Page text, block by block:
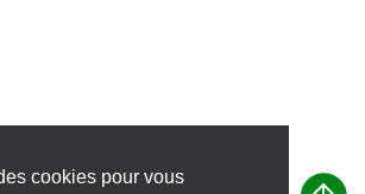
cookies pour vous